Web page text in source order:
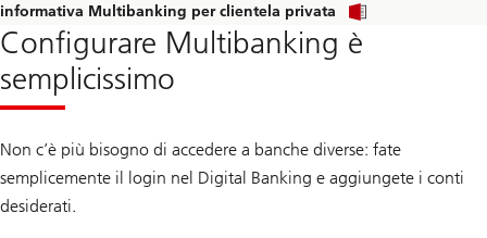
informativa Multibanking per clientela privata
Configurare Multibanking è
semplicissimo
Non c’è più bisogno di accedere a banche diverse: fate
semplicemente il login nel Digital Banking e aggiungete i conti
desiderati.